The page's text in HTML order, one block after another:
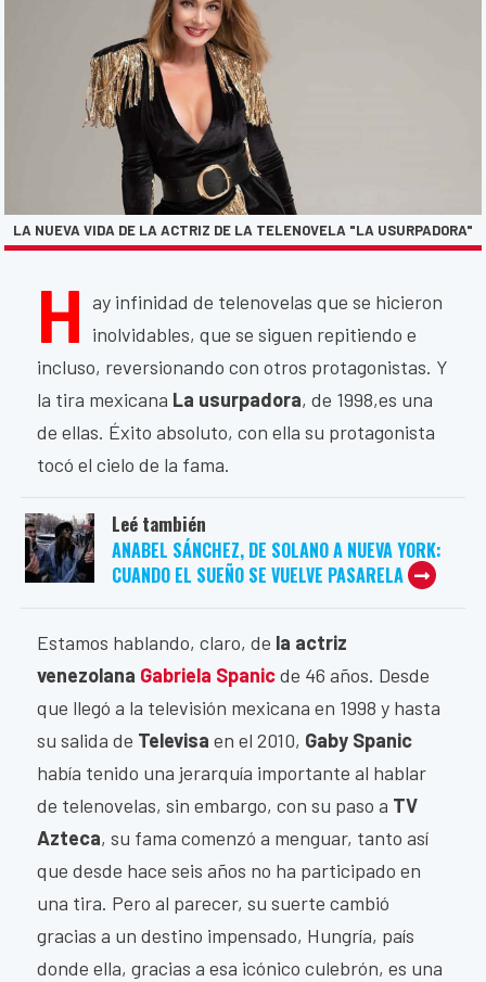
LA NUEVA VIDA DE LA ACTRIZ DE LA TELENOVELA "LA USURPADORA"
H ay infinidad de telenovelas que se hicieron
inolvidables, que se siguen repitiendo e
incluso, reversionando con otros protagonistas. Y
la tira mexicana La usurpadora, de 1998,es una
de ellas. Éxito absoluto, con ella su protagonista
tocó el cielo de la fama.
Leé también
ANABEL SÁNCHEZ, DE SOLANO A NUEVA YORK:
CUANDO EL SUEÑO SE VUELVE PASARELA
Estamos hablando, claro, de la actriz
venezolana Gabriela Spanicde 46 años. Desde
que llegó a la televisión mexicana en 1998 y hasta
su salida de Televisa en el 2010, Gaby Spanic
había tenido una jerarquía importante al hablar
de telenovelas, sin embargo, con su paso a TV
Azteca, su fama comenzó a menguar, tanto así
que desde hace seis años no ha participado en
una tira. Pero al parecer, su suerte cambió
gracias a un destino impensado, Hungría, país
donde ella, gracias a esa icónico culebrón, es una